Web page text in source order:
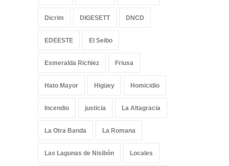
Dicrim DIGESETT DNCD
EDEESTE El Seibo
Esmeralda Richiez Friusa
Hato Mayor Higüey Homicidio
Incendio justicia La Altagracia
La Otra Banda La Romana
Las Lagunas de Nisibón Locales